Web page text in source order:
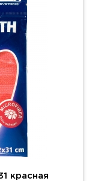
красная